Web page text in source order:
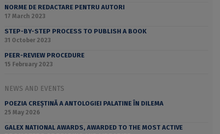
NORME DE REDACTARE PENTRU AUTORI
17 March 2023
STEP-BY-STEP PROCESS TO PUBLISH A BOOK
31 October 2023
PEER-REVIEW PROCEDURE
15 February 2023
NEWS AND EVENTS
POEZIA CREȘTINĂ A ANTOLOGIEI PALATINE ÎN DILEMA
25 May 2026
GALEX NATIONAL AWARDS, AWARDED TO THE MOST ACTIVE